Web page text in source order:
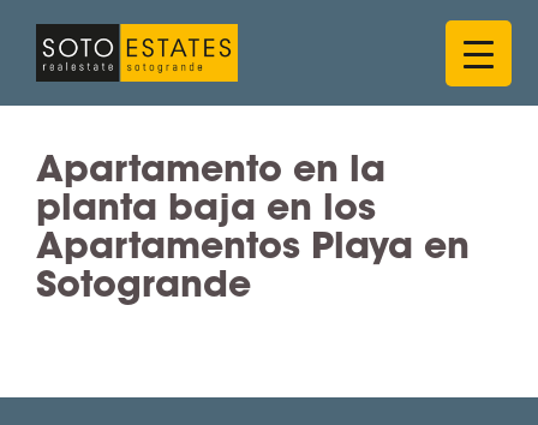
contenido
Apartamento en la
planta baja en los
Apartamentos Playa en
Sotogrande